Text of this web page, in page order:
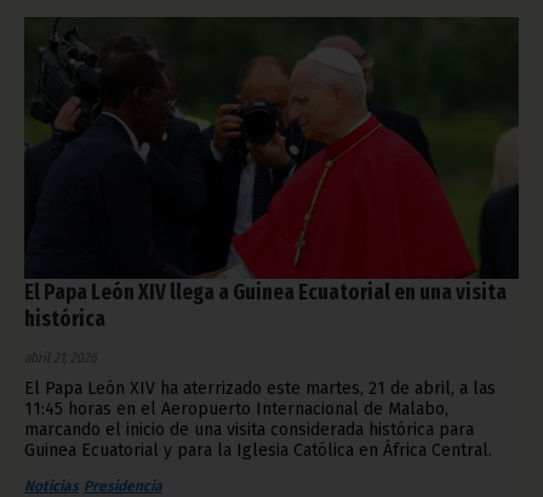
El Papa León XIV llega a Guinea Ecuatorial en una visita
histórica
abril 21, 2026
El Papa León XIV ha aterrizado este martes, 21 de abril, a las
11:45 horas en el Aeropuerto Internacional de Malabo,
marcando el inicio de una visita considerada histórica para
Guinea Ecuatorial y para la Iglesia Católica en África Central.
Noticias Presidencia